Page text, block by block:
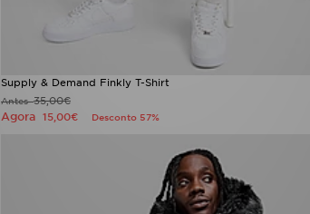
Supply & Demand Finkly T-Shirt
Antes35,00€
Agora 15,00€ Desconto 57%